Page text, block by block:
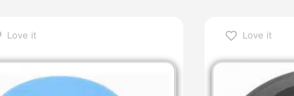
Love it Love it